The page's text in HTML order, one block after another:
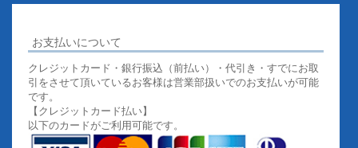
お支払いについて
クレジットカード・銀行振込（前払い）・代引き・すでにお取
引をさせて頂いているお客様は営業部扱いでのお支払いが可能
です。
【クレジットカード払い】
以下のカードがご利用可能です。